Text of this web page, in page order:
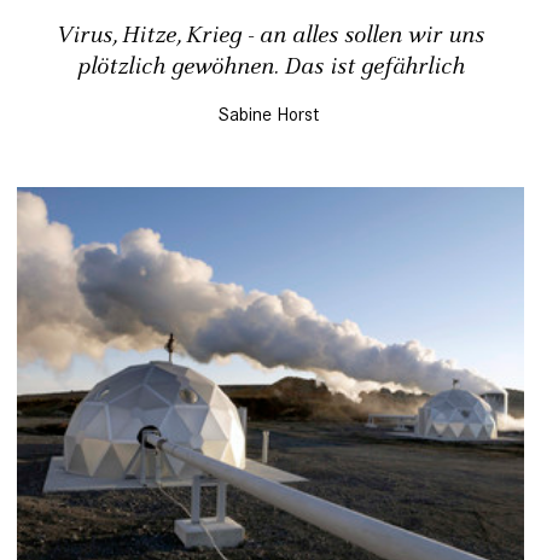
Virus, Hitze, Krieg - an alles sollen wir uns
plötzlich gewöhnen. Das ist gefährlich
Sabine Horst